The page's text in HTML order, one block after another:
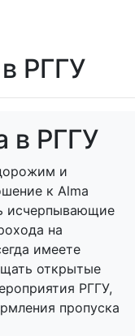
РГГУ
в РГГУ
и
к Alma
исчерпывающие
на
имеете
открытые
РГГУ,
пропуска